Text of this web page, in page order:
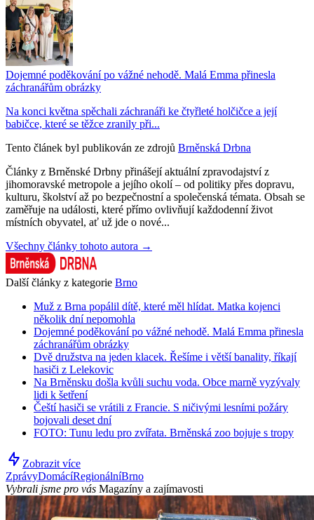
Dojemné poděkování po vážné nehodě. Malá Emma přinesla
záchranářům obrázky
Na konci května spěchali záchranáři ke čtyřleté holčičce a její
babičce, které se těžce zranily při...
Tento článek byl publikován ze zdrojů Brněnská Drbna
Články z Brněnské Drbny přinášejí aktuální zpravodajství z
jihomoravské metropole a jejího okolí – od politiky přes dopravu,
kulturu, školství až po bezpečnostní a společenská témata. Obsah se
zaměřuje na události, které přímo ovlivňují každodenní život
místních obyvatel, ať už jde o nové...
Všechny články tohoto autora →
Další články z kategorie Brno
Muž z Brna popálil dítě, které měl hlídat. Matka kojenci
několik dní nepomohla
Dojemné poděkování po vážné nehodě. Malá Emma přinesla
záchranářům obrázky
Dvě družstva na jeden klacek. Řešíme i větší banality, říkají
hasiči z Lelekovic
Na Brněnsku došla kvůli suchu voda. Obce marně vyzývaly
lidi k šetření
Čeští hasiči se vrátili z Francie. S ničivými lesními požáry
bojovali deset dní
FOTO: Tunu ledu pro zvířata. Brněnská zoo bojuje s tropy
Zobrazit více
ZprávyDomácíRegionálníBrno
Vybrali jsme pro vás Magazíny a zajímavosti